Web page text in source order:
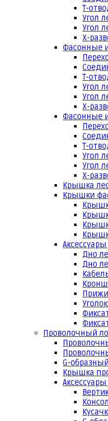
Т-
Угол
Угол
Х-
Фасонные
Т-
Угол
Угол
Х-
Фасонные
Т-
Угол
Угол
Х-
Крышка
Крышки
Дно
Дно
Проволочный
G-
Крышка